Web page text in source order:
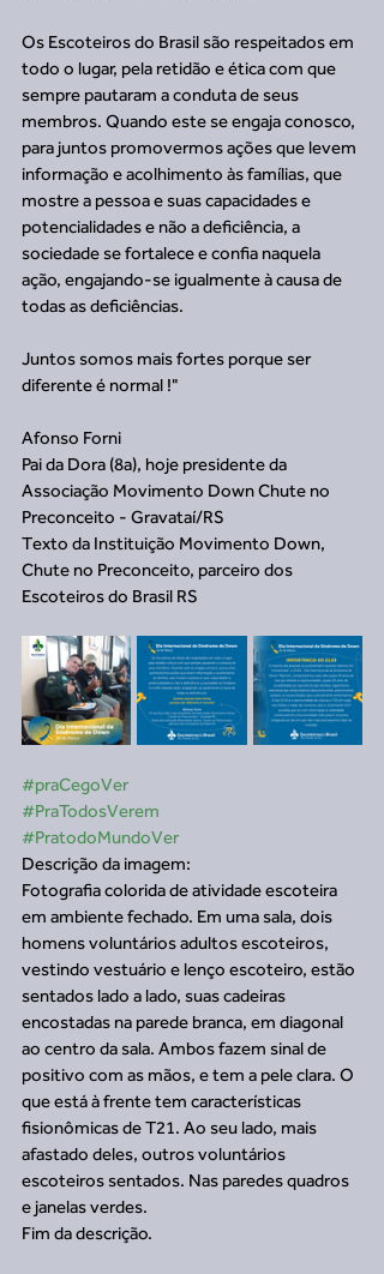
Os Escoteiros do Brasil são respeitados em
todo o lugar, pela retidão e ética com que
sempre pautaram a conduta de seus
membros. Quando este se engaja conosco,
para juntos promovermos ações que levem
informação e acolhimento às famílias, que
mostre a pessoa e suas capacidades e
potencialidades e não a deficiência, a
sociedade se fortalece e confia naquela
ação, engajando-se igualmente à causa de
todas as deficiências.
Juntos somos mais fortes porque ser
diferente é normal !"
Afonso Forni
Pai da Dora (8a), hoje presidente da
Associação Movimento Down Chute no
Preconceito - Gravataí/RS
Texto da Instituição Movimento Down,
Chute no Preconceito, parceiro dos
Escoteiros do Brasil RS
#praCegoVer
#PraTodosVerem
#PratodoMundoVer
Descrição da imagem:
Fotografia colorida de atividade escoteira
em ambiente fechado. Em uma sala, dois
homens voluntários adultos escoteiros,
vestindo vestuário e lenço escoteiro, estão
sentados lado a lado, suas cadeiras
encostadas na parede branca, em diagonal
ao centro da sala. Ambos fazem sinal de
positivo com as mãos, e tem a pele clara. O
que está à frente tem características
fisionômicas de T21. Ao seu lado, mais
afastado deles, outros voluntários
escoteiros sentados. Nas paredes quadros
e janelas verdes.
Fim da descrição.